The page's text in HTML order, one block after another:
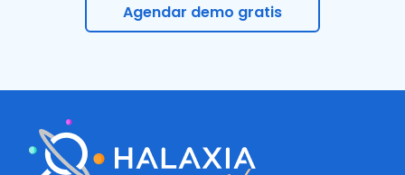
Agendar demo gratis